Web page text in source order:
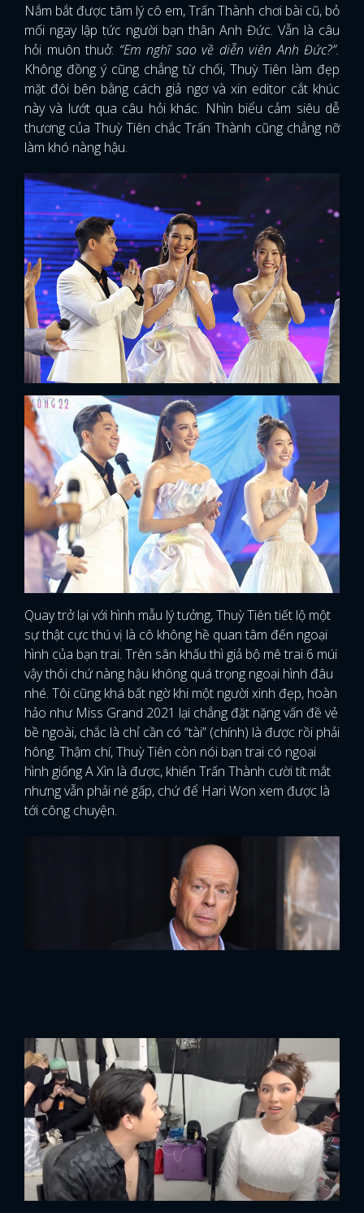
Nắm bắt được tâm lý cô em, Trấn Thành chơi bài cũ, bỏ
mối ngay lập tức người bạn thân Anh Đức. Vẫn là câu
hỏi muôn thuở: “Em nghĩ sao về diễn viên Anh Đức?”.
Không đồng ý cũng chẳng từ chối, Thuỳ Tiên làm đẹp
mặt đôi bên bằng cách giả ngơ và xin editor cắt khúc
này và lướt qua câu hỏi khác. Nhìn biểu cảm siêu dễ
thương của Thuỳ Tiên chắc Trấn Thành cũng chẳng nỡ
làm khó nàng hậu.
Quay trở lại với hình mẫu lý tưởng, Thuỳ Tiên tiết lộ một
sự thật cực thú vị là cô không hề quan tâm đến ngoại
hình của bạn trai. Trên sân khấu thì giả bộ mê trai 6 múi
vậy thôi chứ nàng hậu không quá trọng ngoại hình đâu
nhé. Tôi cũng khá bất ngờ khi một người xinh đẹp, hoàn
hảo như Miss Grand 2021 lại chẳng đặt nặng vấn đề vẻ
bề ngoài, chắc là chỉ cần có “tài” (chính) là được rồi phải
hông. Thậm chí, Thuỳ Tiên còn nói bạn trai có ngoại
hình giống A Xìn là được, khiến Trấn Thành cười tít mắt
nhưng vẫn phải né gấp, chứ để Hari Won xem được là
tới công chuyện.